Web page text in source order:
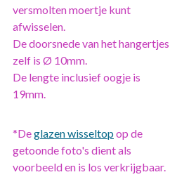
versmolten moertje kunt
afwisselen.
De doorsnede van het hangertjes
zelf is Ø 10mm.
De lengte inclusief oogje is
19mm.
*Deglazen wisseltopop de
getoonde foto's dient als
voorbeeld en is los verkrijgbaar.